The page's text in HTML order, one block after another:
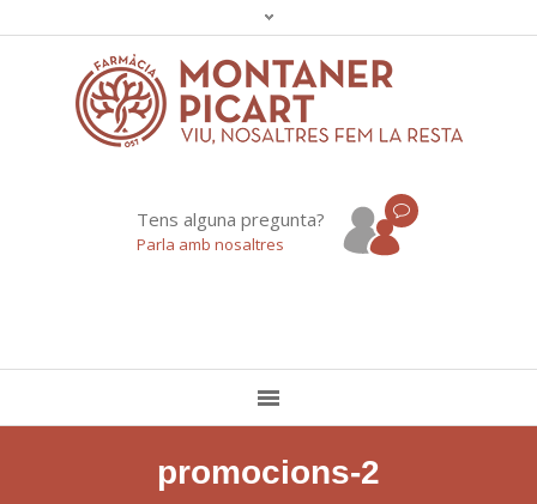
Tens alguna pregunta?
Parla amb nosaltres
promocions-2